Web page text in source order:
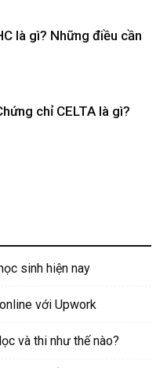
là gì? Những điều cần
chỉ CELTA là gì?
sinh hiện nay
với Upwork
và thi như thế nào?